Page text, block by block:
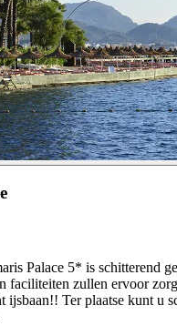
Palace 5* is schitterend
faciliteiten zullen ervoor
ijsbaan!! Ter plaatse kunt